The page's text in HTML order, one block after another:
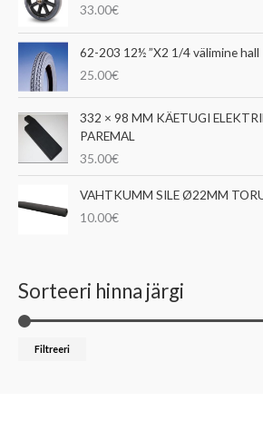
33.00€
62-203 12½ ”X2 1/4 välimine hall
25.00€
332 × 98 MM KÄETUGI
PAREMAL
35.00€
VAHTKUMM SILE Ø22MM
10.00€
Sorteeri hinna järgi
Filtreeri